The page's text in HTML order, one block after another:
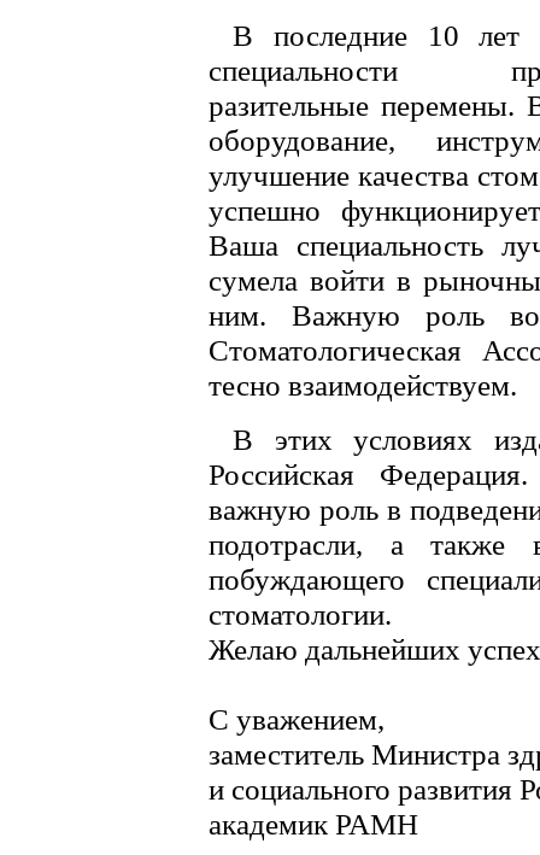
В последние 10 лет
специальности
разительные
оборудование,
улучшение качества
успешно
Ваша специальность
сумела войти в
ним. Важную роль во
Стоматологическая
тесно взаимодействуем.
В этих условиях
Российская
важную роль в
подотрасли, а также
побуждающего
стоматологии.
Желаю дальнейших
С уважением,
заместитель Министра
и социального развития
академик РАМН